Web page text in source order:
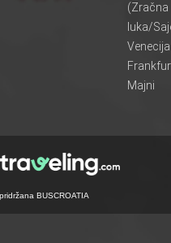
(Zračna
luka/
Majni
BUSCROATIA